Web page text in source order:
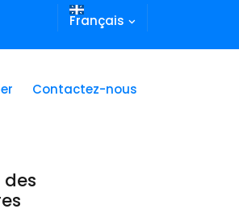
Français
Contactez-nous
des